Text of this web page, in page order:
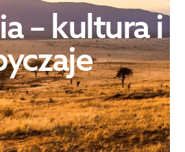
– kultura i